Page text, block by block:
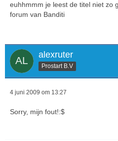
euhhmmm je leest de titel niet zo
forum van Banditi
alexruter
Prostart B.V
4 juni 2009 om 13:27
Sorry, mijn fout!:$